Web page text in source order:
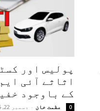
پولیس اور
اثاثے آئی
کے باوجود
عظمت خان - دسمبر 22, 2025 0